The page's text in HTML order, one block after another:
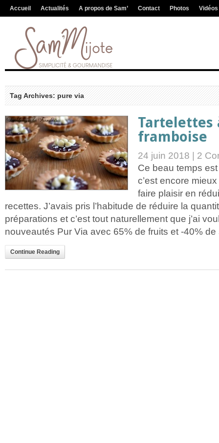
Accueil Actualités A propos de Sam’ Contact Photos Vidéos
Tag Archives: pure via
Tartelettes
framboise
24 juin 2018 | 2
Ce beau temps
c’est encore
faire plaisir en
recettes. J’avais pris l’habitude de réduire la
préparations et c’est tout naturellement que j’ai
nouveautés Pur Via avec 65% de fruits et -40% de
Continue Reading